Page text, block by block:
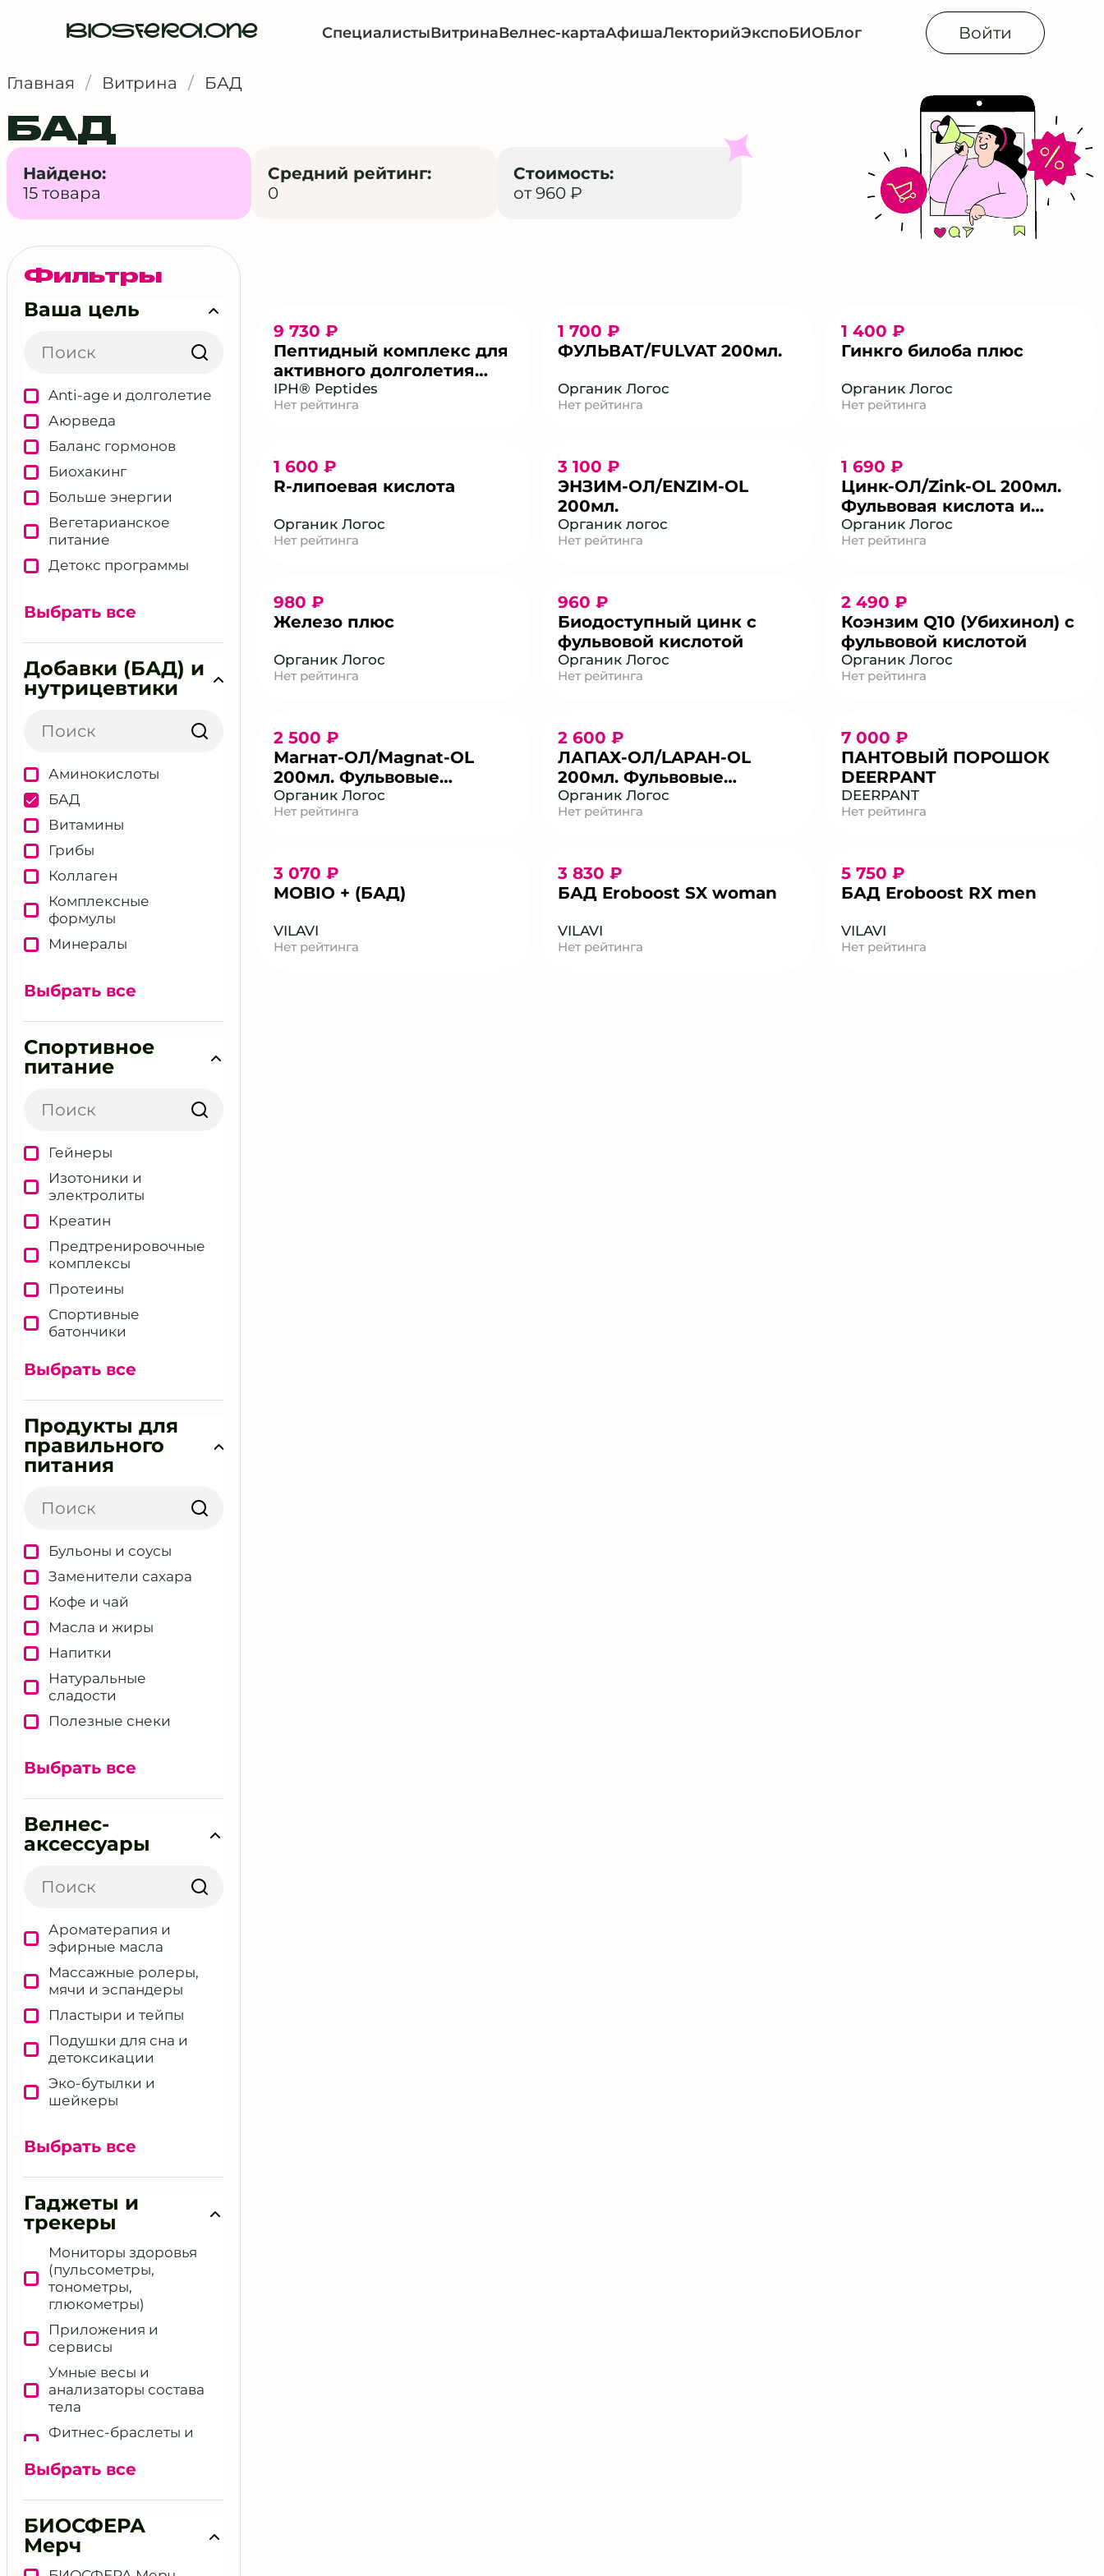
BIOSFERA.ONE СпециалистыВитринаВелнес-картаАфишаЛекторийЭкспоБИОБлог Войти
Главная / Витрина / БАД
БАД
Найдено:
15 товара
Средний рейтинг:
0
Стоимость:
от 960 ₽
Фильтры
Ваша цель
Anti-age и долголетие
Аюрведа
Баланс гормонов
Биохакинг
Больше энергии
Вегетарианское
питание
Детокс программы
Женское здоровье
Здоровый сон
Здоровье ЖКТ
Кожа и тонус
Ментальное здоровье
Молодость и красота
Мужское здоровье
Нутрицевтическая
Образование в теме
нутрициологии и
велнес
Общий велнес
Отдых и
организма
рацион и диета
Питание в менопаузу
Питание детей и
беременных
Пищевое поведение
Подбор БАД и
нутрицевтиков
Поддержка
иммунитета
Работа с дефицитами
Работа с питанием
Расшифровка
анализов
Снижение веса
Снижение стресса
Составление диет-
плана Кето / Палео /
Другие
Фокус и
Чек-ап и диагностика
Чистка организма /
ЖКТ
Энергия через пищу
Эстетическая
Я - вегетарианец
Выбрать все
Добавки (БАД) и
нутрицевтики
Аминокислоты
БАД
Витамины
Грибы
Коллаген
Комплексные
формулы
Минералы
кислоты
Растительные
экстракты
Выбрать все
Спортивное
питание
Гейнеры
Изотоники и
электролиты
Креатин
Предтренировочные
комплексы
Протеины
Спортивные
батончики
питание
BCAA / EAA
Дополнительные
спортивные формулы
Выбрать все
Продукты для
правильного
питания
Бульоны и соусы
Заменители сахара
Кофе и чай
Масла и жиры
Напитки
Натуральные
сладости
Полезные снеки
Выбрать все
Велнес-
аксессуары
Ароматерапия и
эфирные масла
Массажные ролеры,
мячи и эспандеры
Пластыри и тейпы
Подушки для сна и
детоксикации
Эко‑бутылки и
шейкеры
аксессуары
Выбрать все
Гаджеты и
трекеры
Мониторы здоровья
(пульсометры,
тонометры,
глюкометры)
Приложения и
сервисы
Умные весы и
анализаторы состава
тела
Фитнес‑браслеты и
Другие девайсы и
Выбрать все
БИОСФЕРА
Мерч
9 730 ₽
Пептидный комплекс для
активного долголетия
FAST TELOMERS CARE
IPH® EP
IPH® Peptides
Нет рейтинга
1 700 ₽
ФУЛЬВАТ/FULVAT 200мл.
Органик Логос
Нет рейтинга
1 400 ₽
Гинкго билоба плюс
Органик Логос
Нет рейтинга
1 600 ₽
R‑липоевая кислота
Органик Логос
Нет рейтинга
3 100 ₽
ЭНЗИМ-ОЛ/ENZIM-OL
200мл.
Органик логос
Нет рейтинга
1 690 ₽
Цинк-ОЛ/Zink-OL 200мл.
Фульвовая кислота и
цитрат цинка
Органик Логос
Нет рейтинга
980 ₽
Железо плюс
Органик Логос
Нет рейтинга
960 ₽
Биодоступный цинк с
фульвовой кислотой
Органик Логос
Нет рейтинга
2 490 ₽
Коэнзим Q10 (Убихинол) с
фульвовой кислотой
Органик Логос
Нет рейтинга
2 500 ₽
Магнат-ОЛ/Magnat-OL
200мл. Фульвовые
кислоты, цитрат и малат
магния.
Органик Логос
Нет рейтинга
2 600 ₽
ЛАПАХ-ОЛ/LAPAH-OL
200мл. Фульвовые
кислоты и экстракт коры
муравьиного дерева
Органик Логос
Нет рейтинга
7 000 ₽
ПАНТОВЫЙ ПОРОШОК
DEERPANT
DEERPANT
Нет рейтинга
3 070 ₽
MOBIO + (БАД)
VILAVI
Нет рейтинга
3 830 ₽
БАД Eroboost SX woman
VILAVI
Нет рейтинга
5 750 ₽
БАД Eroboost RX men
VILAVI
Нет рейтинга